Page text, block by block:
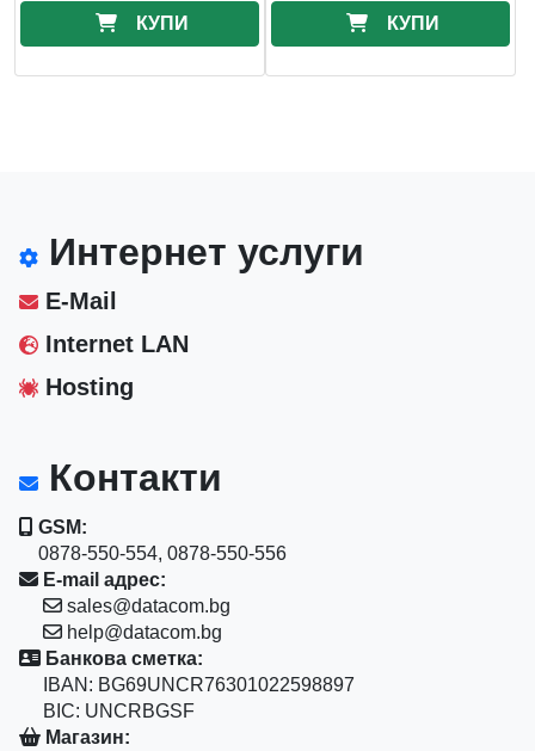
КУПИ КУПИ
Интернет услуги
E-Mail
Internet LAN
Hosting
Контакти
GSM:
0878-550-554, 0878-550-556
E-mail адрес:
sales@datacom.bg
help@datacom.bg
Банкова сметка:
IBAN: BG69UNCR76301022598897
BIC: UNCRBGSF
Магазин: